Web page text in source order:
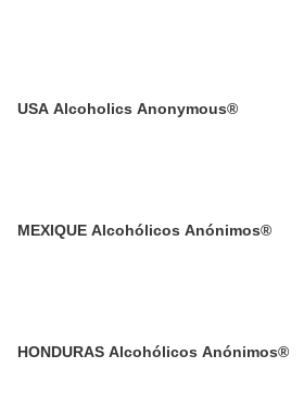
USA Alcoholics Anonymous®
MEXIQUE Alcohólicos Anónimos®
HONDURAS Alcohólicos Anónimos®